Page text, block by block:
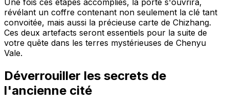
révélant un coffre contenant non seulement la clé tant
convoitée, mais aussi la précieuse carte de Chizhang.
Ces deux artefacts seront essentiels pour la suite de
votre quête dans les terres mystérieuses de Chenyu
Vale.
Déverrouiller les secrets de
l'ancienne cité